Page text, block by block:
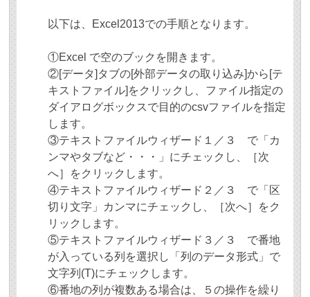
以下は、Excel2013での手順となります。
①Excel で空のブックを開きます。
②[データ]タブの[外部データの取り込み]から[テ
キストファイル]をクリックし、ファイル指定の
ダイアログボックスで目的のcsvファイルを指定
します。
③テキストファイルウィザード１／３ で「カ
ンマやタブなど・・・」にチェックし、［次
へ］をクリックします。
④テキストファイルウィザード２／３ で「区
切り文字」カンマにチェックし、［次へ］をク
リックします。
⑤テキストファイルウィザード３／３ で番地
が入っている列を選択し「列のデータ形式」で
文字列(T)にチェックします。
⑥番地の列が複数ある場合は、５の操作を繰り